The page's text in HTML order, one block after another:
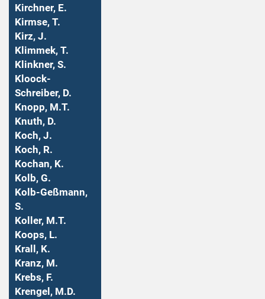
Kirchner, E.
Kirmse, T.
Kirz, J.
Klimmek, T.
Klinkner, S.
Kloock-
Schreiber, D.
Knopp, M.T.
Knuth, D.
Koch, J.
Koch, R.
Kochan, K.
Kolb, G.
Kolb-Geßmann,
S.
Koller, M.T.
Koops, L.
Krall, K.
Kranz, M.
Krebs, F.
Krengel, M.D.